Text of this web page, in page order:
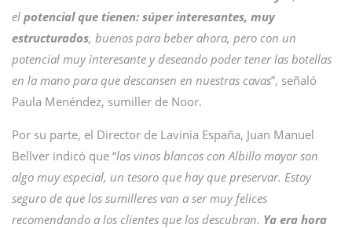
el potencial que tienen: súper interesantes, muy
estructurados, buenos para beber ahora, pero con un
potencial muy interesante y deseando poder tener las botellas
en la mano para que descansen en nuestras cavas”, señaló
Paula Menéndez, sumiller de Noor.
Por su parte, el Director de Lavinia España, Juan Manuel
Bellver indicó que “los vinos blancos con Albillo mayor son
algo muy especial, un tesoro que hay que preservar. Estoy
seguro de que los sumilleres van a ser muy felices
recomendando a los clientes que los descubran. Ya era hora